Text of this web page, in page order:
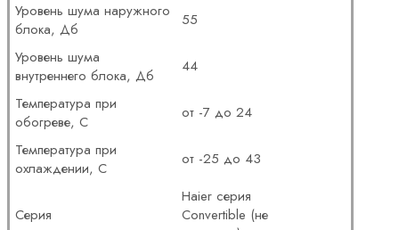
Уровень шума наружного
блока, Дб
55
Уровень шума
внутреннего блока, Дб
44
Температура при
обогреве, С
от -7 до 24
Температура при
охлаждении, С
от -25 до 43
Серия
Haier серия
Convertible (не